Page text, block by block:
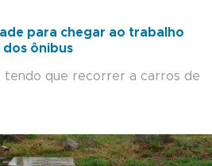
para chegar ao trabalho
ônibus
tendo que recorrer a carros de